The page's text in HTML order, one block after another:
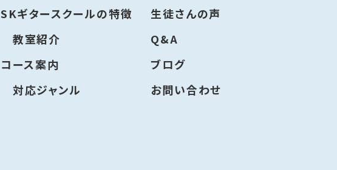
SKギタースクールの特徴
教室紹介
コース案内
対応ジャンル
生徒さんの声
Q&A
ブログ
お問い合わせ